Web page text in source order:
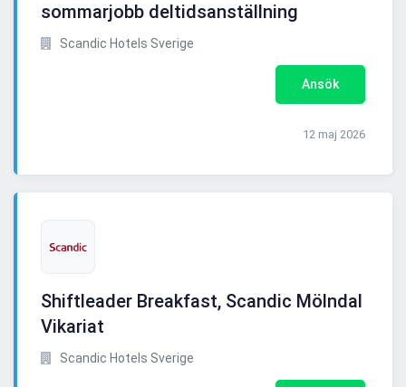
sommarjobb deltidsanställning
Scandic Hotels Sverige
Ansök
12 maj 2026
Shiftleader Breakfast, Scandic Mölndal
Vikariat
Scandic Hotels Sverige